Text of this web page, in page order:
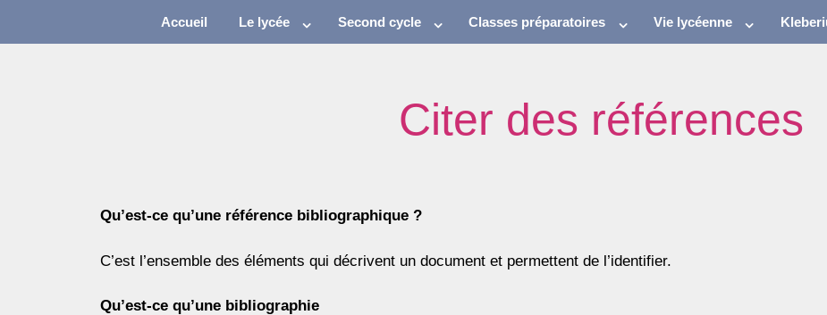
Accueil Le lycée Second cycle Classes préparatoires Vie lycéenne
Citer des références
Qu’est-ce qu’une référence bibliographique ?
C’est l’ensemble des éléments qui décrivent un document et permettent de l’identifier.
Qu’est-ce qu’une bibliographie